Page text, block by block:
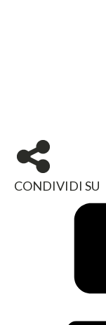
CONDIVIDI SU